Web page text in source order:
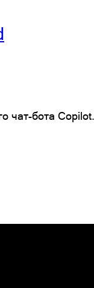
чат-бота